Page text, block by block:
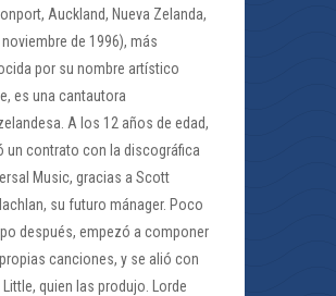
Auckland, Nueva Zelanda,
noviembre de 1996), más
por su nombre artístico
es una cantautora
A los 12 años de edad,
un contrato con la discográfica
Music, gracias a Scott
su futuro mánager. Poco
después, empezó a componer
canciones, y se alió con
quien las produjo. Lorde